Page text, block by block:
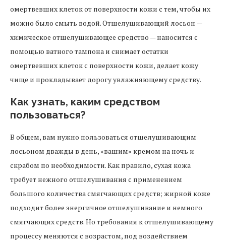
омертвевших клеток от поверхности кожи с тем, чтобы их
можно было смыть водой. Отшелушивающий лосьон —
химическое отшелушивающее средство — наносится с
помощью ватного тампона и снимает остатки
омертвевших клеток с поверхности кожи, делает кожу
чище и прокладывает дорогу увлажняющему средству.
Как узнать, каким средством
пользоваться?
В общем, вам нужно пользоваться отшелушивающим
лосьоном дважды в день, «вашим» кремом на ночь и
скрабом по необходимости. Как правило, сухая кожа
требует нежного отшелушивания с применением
большого количества смягчающих средств; жирной коже
подходит более энергичное отшелушивание и немного
смягчающих средств. Но требования к отшелушивающему
процессу меняются с возрастом, под воздействием